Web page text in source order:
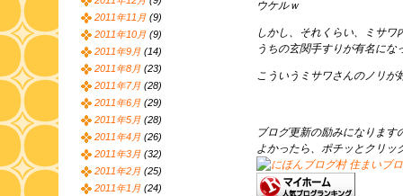
ウケルｗ
しかし、それくらい、ミサワ
うちの玄関手すりが有名にな
こういうミサワさんのノリが
ブログ更新の励みになります
よかったら、ポチッとクリッ
2011年11月 (9)
2011年10月 (9)
2011年9月 (14)
2011年8月 (23)
2011年7月 (28)
2011年6月 (29)
2011年5月 (28)
2011年4月 (26)
2011年3月 (32)
2011年2月 (25)
2011年1月 (24)